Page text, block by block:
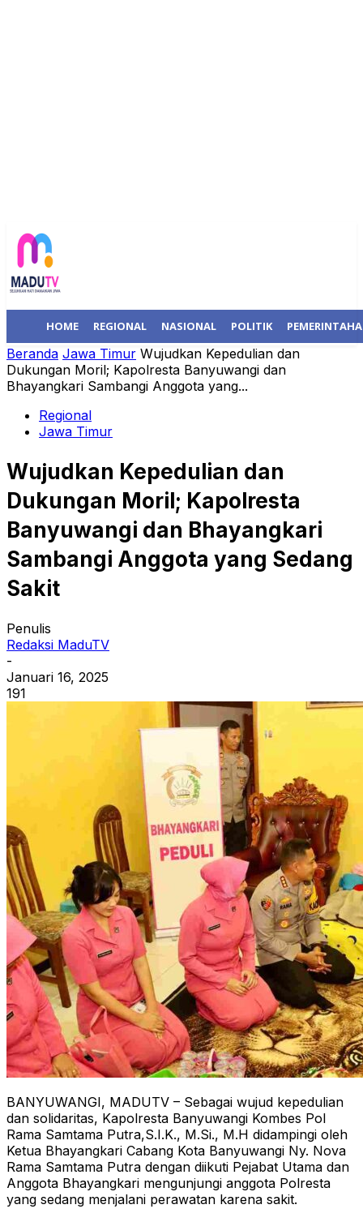
HOME REGIONAL NASIONAL POLITIK
Beranda Jawa Timur Wujudkan Kepedulian dan
Dukungan Moril; Kapolresta Banyuwangi dan
Bhayangkari Sambangi Anggota yang...
Regional
Jawa Timur
Wujudkan Kepedulian dan
Dukungan Moril; Kapolresta
Banyuwangi dan Bhayangkari
Sambangi Anggota yang Sedang
Sakit
Penulis
Redaksi MaduTV
-
Januari 16, 2025
191
BANYUWANGI, MADUTV – Sebagai wujud kepedulian
dan solidaritas, Kapolresta Banyuwangi Kombes Pol
Rama Samtama Putra,S.I.K., M.Si., M.H didampingi oleh
Ketua Bhayangkari Cabang Kota Banyuwangi Ny. Nova
Rama Samtama Putra dengan diikuti Pejabat Utama dan
Anggota Bhayangkari mengunjungi anggota Polresta
yang sedang menjalani perawatan karena sakit.